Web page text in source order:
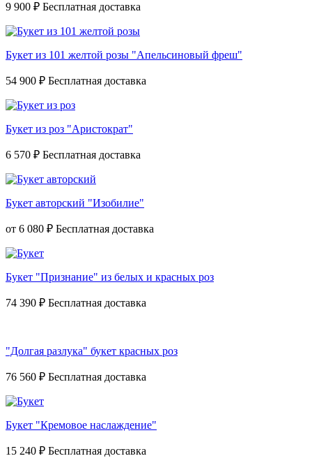
9 900 ₽
Букет из 101 желтой розы "Апельсиновый фреш"
54 900 ₽
Букет из роз "Аристократ"
6 570 ₽
Букет авторский "Изобилие"
от 6 080 ₽
Букет "Признание" из белых и красных роз
74 390 ₽
"Долгая разлука" букет красных роз
76 560 ₽
Букет "Кремовое наслаждение"
15 240 ₽